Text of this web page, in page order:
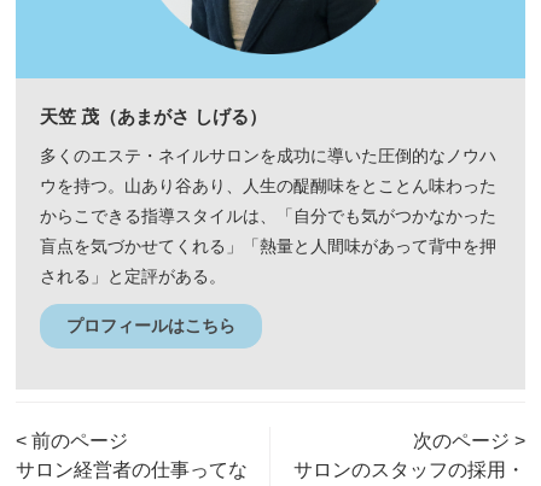
天笠 茂（あまがさ しげる）
多くのエステ・ネイルサロンを成功に導いた圧倒的なノウハ
ウを持つ。山あり谷あり、人生の醍醐味をとことん味わった
からこできる指導スタイルは、「自分でも気がつかなかった
盲点を気づかせてくれる」「熱量と人間味があって背中を押
される」と定評がある。
プロフィールはこちら
< 前のページ
サロン経営者の仕事ってな
次のページ >
サロンのスタッフの採用・